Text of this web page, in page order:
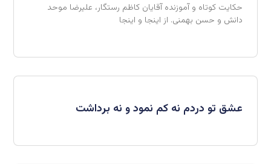
حکایت کوتاه و آموزنده آقایان کاظم رستگار، علیرضا موحد
دانش و حسن بهمنی. از اینجا و اینجا
عشق تو دردم نه کم نمود و نه برداشت